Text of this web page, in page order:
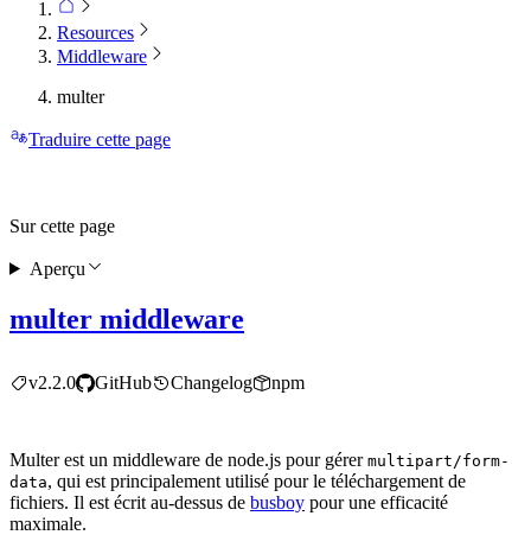
Resources
Middleware
multer
Traduire cette page
multer middleware
v2.2.0 GitHub Changelog npm
Multer est un middleware de node.js pour gérer multipart/form-
data, qui est principalement utilisé pour le téléchargement de
fichiers. Il est écrit au-dessus de busboy pour une efficacité
maximale.
Sur cette page
Aperçu